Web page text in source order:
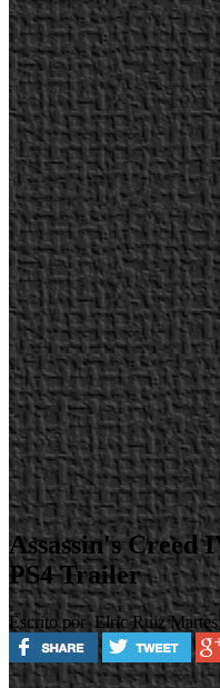
Assassin's Creed
PS4 Trailer
Escrito por Elric Ruiz